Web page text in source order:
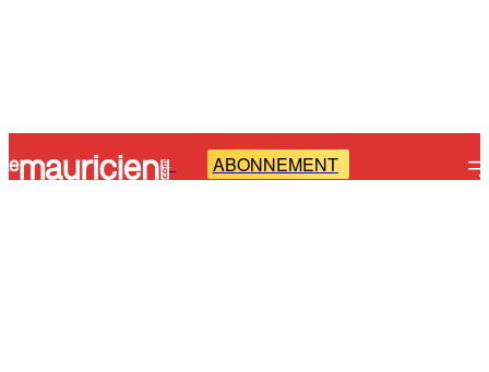
- ABONNEMENT